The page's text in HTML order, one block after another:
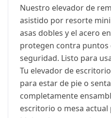
Nuestro elevador de
asistido por resorte
asas dobles y el acero
protegen contra puntos
seguridad. Listo para
Tu elevador de
para estar de pie o
completamente
escritorio o mesa